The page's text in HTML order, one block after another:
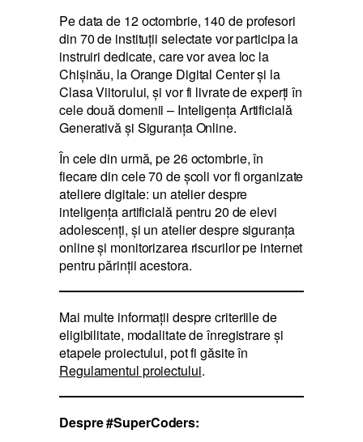
Pe data de 12 octombrie, 140 de profesori
din 70 de instituții selectate vor participa la
instruiri dedicate, care vor avea loc la
Chișinău, la Orange Digital Center și la
Clasa Viitorului, și vor fi livrate de experți în
cele două domenii – Inteligența Artificială
Generativă și Siguranța Online.
În cele din urmă, pe 26 octombrie, în
fiecare din cele 70 de școli vor fi organizate
ateliere digitale: un atelier despre
inteligența artificială pentru 20 de elevi
adolescenți, și un atelier despre siguranța
online și monitorizarea riscurilor pe internet
pentru părinții acestora.
Mai multe informaţii despre criteriile de
eligibilitate, modalitate de înregistrare și
etapele proiectului, pot fi găsite în
Regulamentul proiectului.
Despre #SuperCoders: